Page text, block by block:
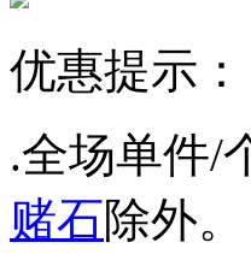
优惠提示：
.全场单件/
赌石除外。